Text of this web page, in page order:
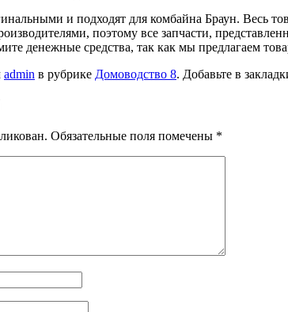
и подходят для комбайна Браун. Весь
поэтому все запчасти,
денежные средства, так как мы предлагаем
admin в рубрике Домоводство 8. Добавьте в
Обязательные поля помечены *